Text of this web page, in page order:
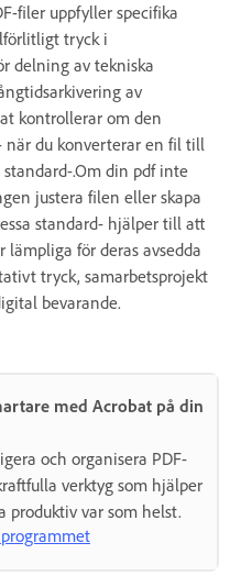
filer uppfyller specifika
tryck i
delning av tekniska
av
kontrollerar om den
när du konverterar en fil till
.Om din pdf inte
justera filen eller skapa
standard- hjälper till att
för deras avsedda
tryck, samarbetsprojekt
bevarande.
med Acrobat på din
och organisera PDF-
verktyg som hjälper
produktiv var som helst.